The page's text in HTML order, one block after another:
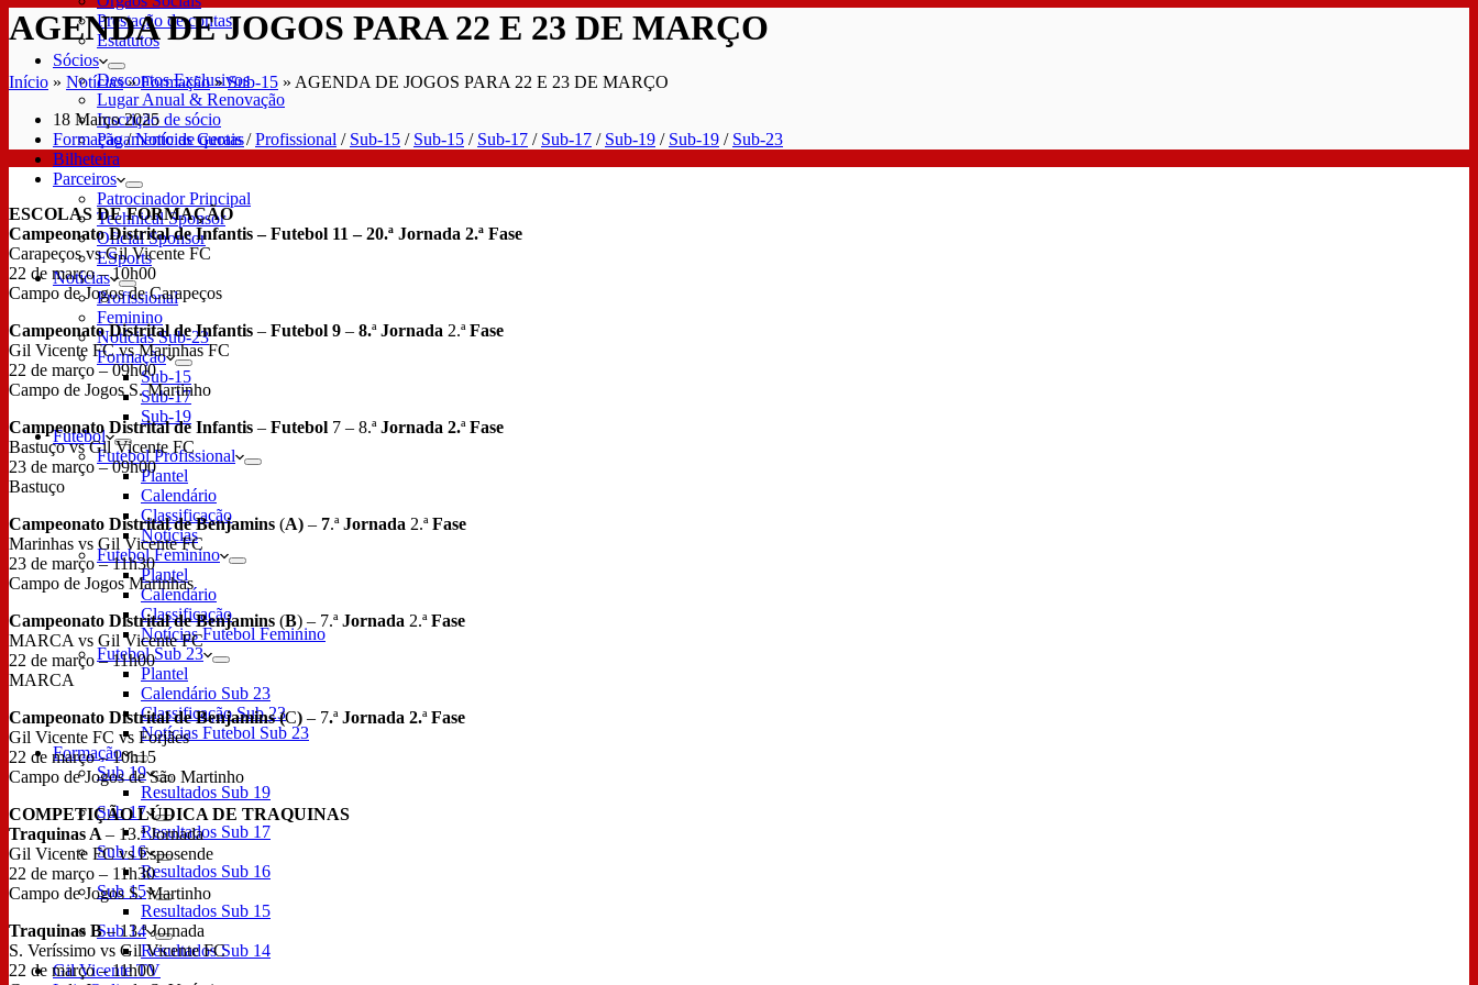
Prestação de contas
Estatutos
Sócios
Descontos Exclusivos
Lugar Anual & Renovação
Inscrição de sócio
Pagamento de quotas
Bilheteira
Parceiros
Patrocinador Principal
Technical Sponsor
Oficial Sponsor
ESports
Notícias
Profissional
Feminino
Notícias Sub-23
Formação
Sub-15
Sub-17
Sub-19
Futebol
Futebol Profissional
Plantel
Calendário
Classificação
Notícias
Futebol Feminino
Plantel
Calendário
Classificação
Notícias Futebol Feminino
Futebol Sub 23
Plantel
Calendário Sub 23
Classificação Sub 23
Notícias Futebol Sub 23
Formação
Sub 19
Resultados Sub 19
Sub 17
Resultados Sub 17
Sub 16
Resultados Sub 16
Sub 15
Resultados Sub 15
Sub 14
Resultados Sub 14
Gil Vicente TV
AGENDA DE JOGOS PARA 22 E 23 DE MARÇO
Início » Notícias»Formação»Sub-15 » AGENDA DE JOGOS PARA 22 E 23 DE MARÇO
18 Março 2025
Formação/Notícias Gerais/Profissional / Sub-15 / Sub-15 / Sub-17 / Sub-17 / Sub-19 / Sub-19 / Sub-23
ESCOLAS DE FORMAÇÃO
Campeonato Distrital de Infantis – Futebol 11 – 20.ª Jornada 2.ª Fase
Carapeços vs Gil Vicente FC
22 de março – 10h00
Campo de Jogos de Carapeços
Campeonato Distrital de Infantis – Futebol 9 – 8.ªJornada 2.ªFase
Gil Vicente FC vs Marinhas FC
22 de março – 09h00
Campo de Jogos S. Martinho
Campeonato Distrital de Infantis – Futebol 7 – 8.ªJornada 2.ªFase
Bastuço vs Gil Vicente FC
23 de março – 09h00
Bastuço
Campeonato Distrital de Benjamins (A) – 7.ªJornada 2.ªFase
Marinhas vs Gil Vicente FC
23 de março – 11h30
Campo de Jogos Marinhas
Campeonato Distrital de Benjamins (B) – 7.ªJornada 2.ªFase
MARCA vs Gil Vicente FC
22 de março – 11h00
MARCA
Campeonato Distrital de Benjamins (C) – 7.ªJornada 2.ªFase
Gil Vicente FC vs Forjães
22 de março – 10h15
Campo de Jogos de São Martinho
COMPETIÇÃO LÚDICA DE TRAQUINAS
Traquinas A – 13.ª Jornada
Gil Vicente FC vs Esposende
22 de março – 11h30
Campo de Jogos S. Martinho
Traquinas B– 13.ª Jornada
S. Veríssimo vs Gil Vicente FC
22 de março – 11h00